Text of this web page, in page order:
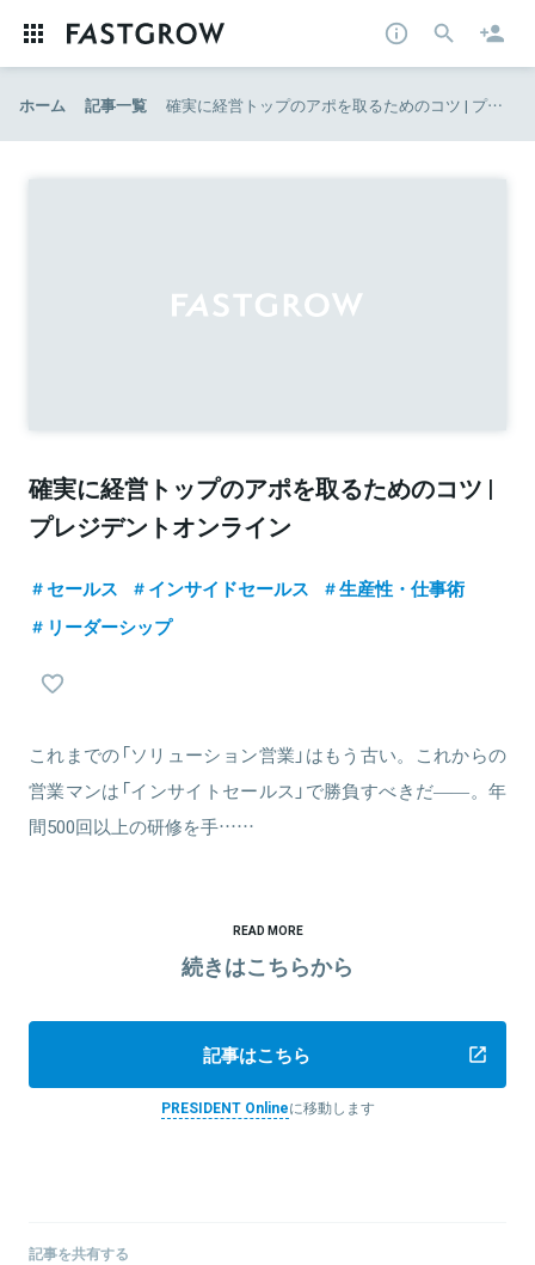
ホーム 記事一覧 確実に経営トップのアポを取るためのコツ | プレジデントオンライン
確実に経営トップのアポを取るためのコツ |
プレジデントオンライン
セールス インサイドセールス
生産性・仕事術
リーダーシップ
これまでの「ソリューション営業」はもう古い。これからの
営業マンは「インサイトセールス」で勝負すべきだ――。年
間500回以上の研修を手……
READ MORE
続きはこちらから
記事はこちら
PRESIDENT Onlineに移動します
記事を共有する